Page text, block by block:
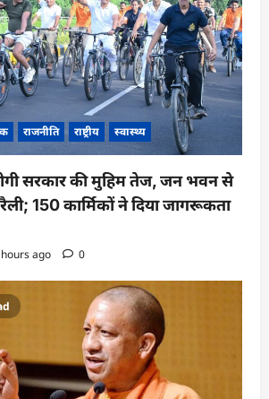
राजनीति राष्ट्रीय स्वास्थ्य
सरकार की मुहिम तेज, जन भवन से
150 कार्मिकों ने दिया जागरूकता
ago 0